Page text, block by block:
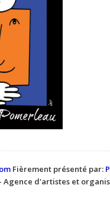
Fièrement présenté par:
- Agence d'artistes et